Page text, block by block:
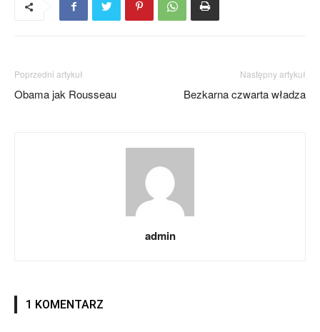
Poprzedni artykuł
Obama jak Rousseau
Następny artykuł
Bezkarna czwarta władza
admin
1 KOMENTARZ